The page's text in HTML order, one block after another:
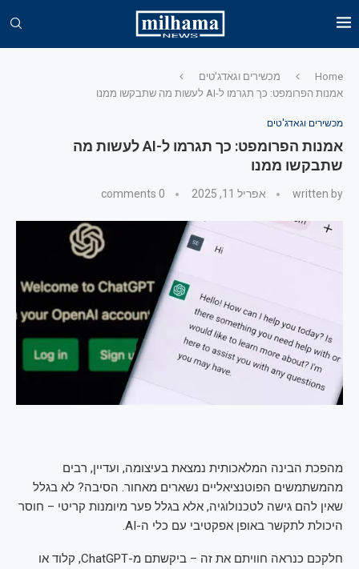
Home
מכשירים וגאדג'טים
אמנות הפרומפט: כך תגרמו ל-AI לעשות מה שתבקשו ממנו
מכשירים וגאדג'טים
אמנות הפרומפט: כך תגרמו ל-AI לעשות מה
שתבקשו ממנו
written by אפריל 11, 2025 0 comments
מהפכת הבינה המלאכותית נמצאת בעיצומה, ועדיין, רבים
מהמשתמשים הפוטנציאליים נשארים מאחור. הסיבה? לא בגלל
שאין להם גישה לטכנולוגיה, אלא בגלל פער מיומנות קריטי – חוסר
היכולת לתקשר באופן אפקטיבי עם כלי ה-AI.
חלקכם כנראה חוויתם את זה – ביקשתם מ-ChatGPT, קלוד או